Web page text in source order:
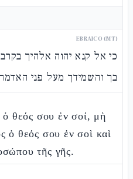
EBRAICO (MT)
כי אל קנא יהוה אלהיך
בך והשמידך מעל פני האדמה
ὁ θεός σου ἐν σοί, μὴ
ὁ θεός σου ἐν σοὶ καὶ
τῆς γῆς.